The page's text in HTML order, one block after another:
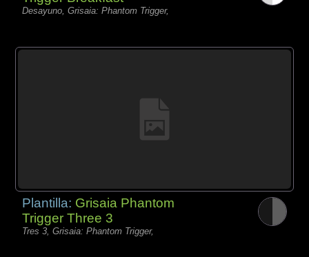
Desayuno, Grisaia: Phantom Trigger,
Plantilla: Grisaia Phantom
Trigger Three 3
Tres 3, Grisaia: Phantom Trigger,